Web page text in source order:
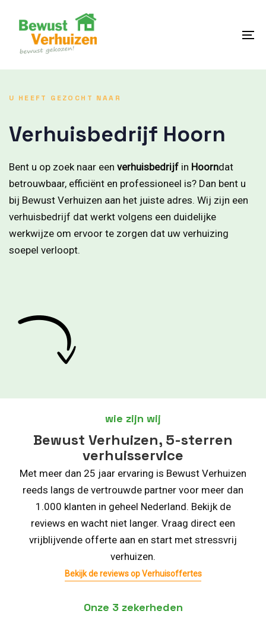
content
U HEEFT GEZOCHT NAAR
Verhuisbedrijf Hoorn
Bent u op zoek naar een verhuisbedrijf in Hoorndat
betrouwbaar, efficiënt en professioneel is? Dan bent u
bij Bewust Verhuizen aan het juiste adres. Wij zijn een
verhuisbedrijf dat werkt volgens een duidelijke
werkwijze om ervoor te zorgen dat uw verhuizing
soepel verloopt.
wie zijn wij
Bewust Verhuizen, 5-sterren
verhuisservice
Met meer dan 25 jaar ervaring is Bewust Verhuizen
reeds langs de vertrouwde partner voor meer dan
1.000 klanten in geheel Nederland. Bekijk de
reviews en wacht niet langer. Vraag direct een
vrijblijvende offerte aan en start met stressvrij
verhuizen.
Bekijk de reviews op Verhuisoffertes
Onze 3 zekerheden